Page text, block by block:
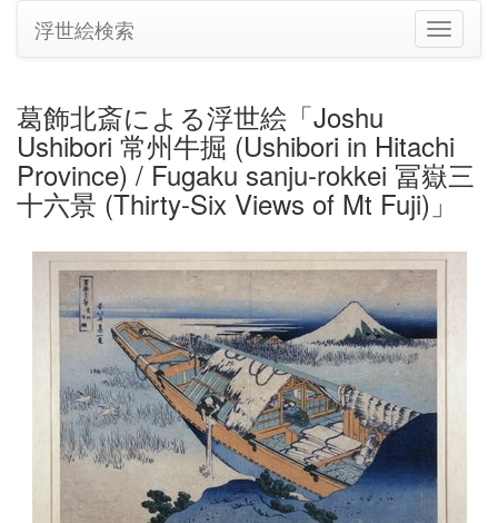
ナ
ビ
ョ
ン
の
切
替
浮世絵検索
葛飾北斎による浮世絵「Joshu
Ushibori 常州牛掘 (Ushibori in Hitachi
Province) / Fugaku sanju-rokkei 冨嶽三
十六景 (Thirty-Six Views of Mt Fuji)」